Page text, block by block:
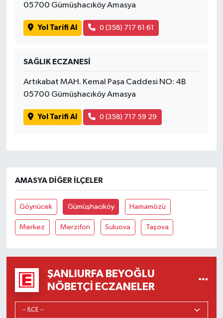
05700 Gümüşhacıköy Amasya
Yol Tarifi Al 0 (358) 717 61 61
SAĞLIK ECZANESİ
Artıkabat MAH. Kemal Paşa Caddesi NO: 4B
05700 Gümüşhacıköy Amasya
Yol Tarifi Al 0 (358) 717 59 29
AMASYA DIĞER İLÇELER
Göynücek Gümüşhacıköy Hamamözü
Merkez Merzifon Suluova Taşova
ŞANLIURFA BEYOĞLU
NÖBETÇI ECZANELER